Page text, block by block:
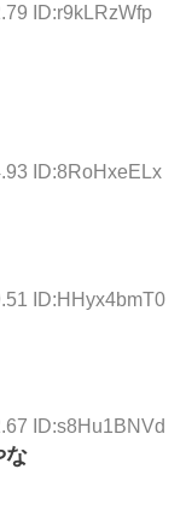
ID:r9kLRzWfp
ID:8RoHxeELx
ID:HHyx4bmT0
ID:s8Hu1BNVd
な